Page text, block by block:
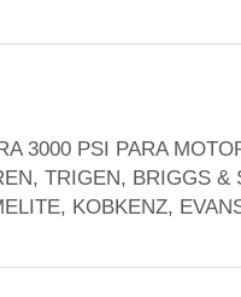
3000 PSI PARA
TRIGEN, BRIGGS
KOBKENZ,